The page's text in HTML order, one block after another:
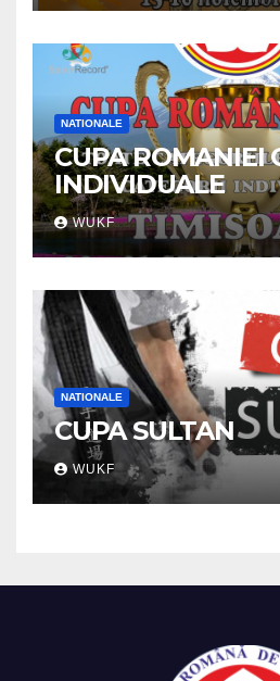
NATIONALE
CUPA ROMANIEI
INDIVIDUALE
WUKF
NATIONALE
CUPA SULTAN
WUKF